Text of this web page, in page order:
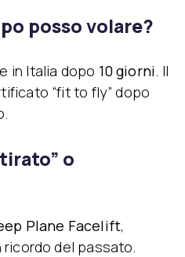
posso volare?
in Italia dopo 10 giorni. Il
“fit to fly” dopo
o
Plane Facelift,
del passato.